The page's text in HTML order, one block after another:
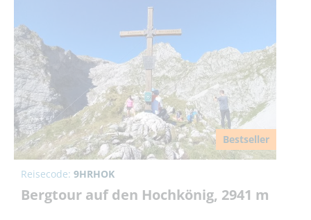
Bestseller
Reisecode: 9HRHOK
Bergtour auf den Hochkönig, 2941 m